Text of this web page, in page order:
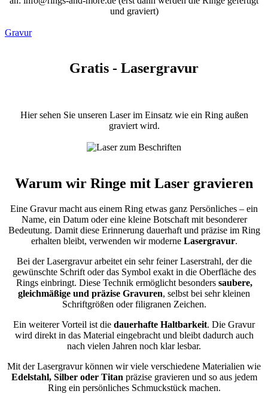
und graviert)
Gravur
Gratis - Lasergravur
Hier sehen Sie unseren Laser im Einsatz wie ein Ring außen
graviert wird.
Warum wir Ringe mit Laser gravieren
Eine Gravur macht aus einem Ring etwas ganz Persönliches – ein
Name, ein Datum oder eine kleine Botschaft mit besonderer
Bedeutung. Damit diese Erinnerung dauerhaft und präzise im Ring
erhalten bleibt, verwenden wir moderne Lasergravur.
Bei der Lasergravur arbeitet ein sehr feiner Laserstrahl, der die
gewünschte Schrift oder das Symbol exakt in die Oberfläche des
Rings einbringt. Diese Technik ermöglicht besonders saubere,
gleichmäßige und präzise Gravuren, selbst bei sehr kleinen
Schriftgrößen oder filigranen Zeichen.
Ein weiterer Vorteil ist die dauerhafte Haltbarkeit. Die Gravur
wird direkt in das Material eingebracht und bleibt dadurch auch
nach vielen Jahren noch klar lesbar.
Mit der Lasergravur können wir viele verschiedene Materialien wie
Edelstahl, Silber oder Titan präzise gravieren und so aus jedem
Ring ein persönliches Schmuckstück machen.